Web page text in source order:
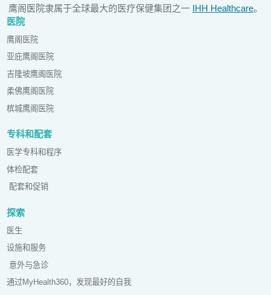
鹰阁医院隶属于全球最大的医疗保健集团之一 IHH Healthcare。
医院
鹰阁医院
亚庇鹰阁医院
吉隆坡鹰阁医院
柔佛鹰阁医院
槟城鹰阁医院
专科和配套
医学专科和程序
体检配套
配套和促销
探索
医生
设施和服务
意外与急诊
通过MyHealth360，发现最好的自我